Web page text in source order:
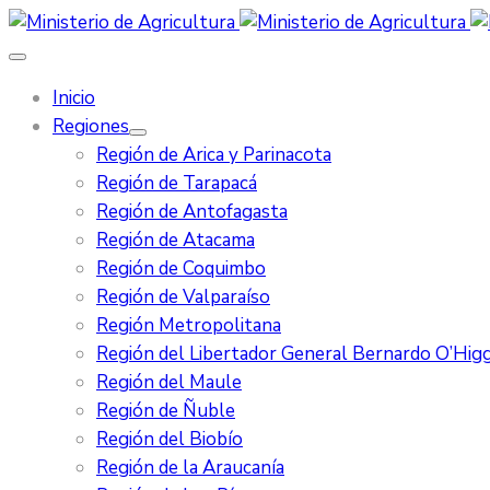
Inicio
Regiones
Región de Arica y Parinacota
Región de Tarapacá
Región de Antofagasta
Región de Atacama
Región de Coquimbo
Región de Valparaíso
Región Metropolitana
Región del Libertador General Bernardo
Región del Maule
Región de Ñuble
Región del Biobío
Región de la Araucanía